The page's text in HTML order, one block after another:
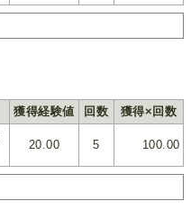
獲得経験値 回数
獲得×回数
20.00 5 100.00